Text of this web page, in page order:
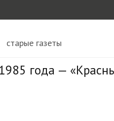
старые газеты
года —